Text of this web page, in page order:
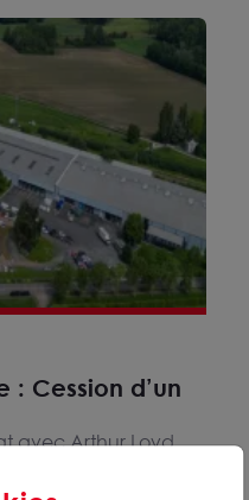
: Cession d’un
avec Arthur Loyd
ensemble immobilier